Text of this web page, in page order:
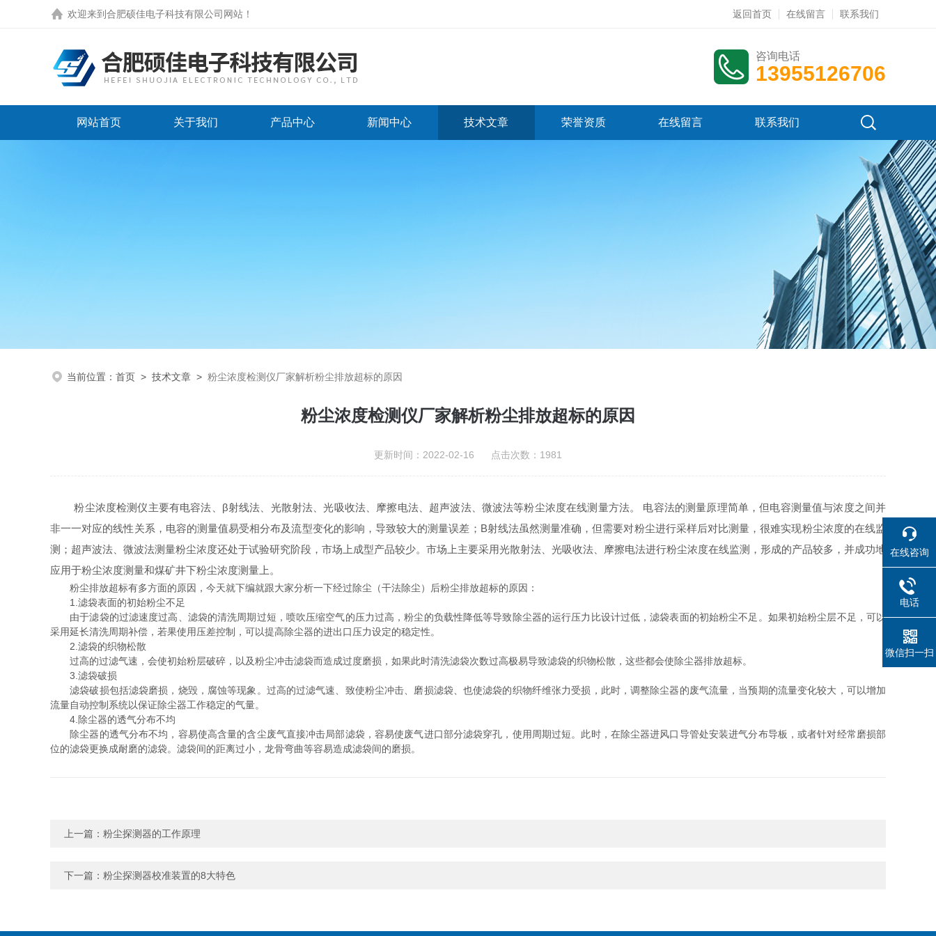
欢迎来到 合肥硕佳电子科技有限公司网站 ！ 返回首页 在线留言 联系我们
咨询电话
13955126706
网站首页 关于我们 产品中心 新闻中心 技术文章 荣誉资质 在线留言 联系我们
当前位置： 首页 > 技术文章 > 粉尘浓度检测仪厂家解析粉尘排放超标的原因
粉尘浓度检测仪厂家解析粉尘排放超标的原因
更新时间：2022-02-16 点击次数：1981
粉尘浓度检测仪主要有电容法、β射线法、光散射法、光吸收法、摩擦电法、超声波法、微波法等粉尘浓度在线测量方法。 电容法的测量原理简单，但电容测量值与浓度之间并
非一一对应的线性关系，电容的测量值易受相分布及流型变化的影响，导致较大的测量误差；B射线法虽然测量准确，但需要对粉尘进行采样后对比测量，很难实现粉尘浓度的在线监
测；超声波法、微波法测量粉尘浓度还处于试验研究阶段，市场上成型产品较少。市场上主要采用光散射法、光吸收法、摩擦电法进行粉尘浓度在线监测，形成的产品较多，并成功地
应用于粉尘浓度测量和煤矿井下粉尘浓度测量上。
粉尘排放超标有多方面的原因，今天就下编就跟大家分析一下经过除尘（干法除尘）后粉尘排放超标的原因：
1.滤袋表面的初始粉尘不足
由于滤袋的过滤速度过高、滤袋的清洗周期过短，喷吹压缩空气的压力过高，粉尘的负载性降低等导致除尘器的运行压力比设计过低，滤袋表面的初始粉尘不足。如果初始粉尘层不足，可以
采用延长清洗周期补偿，若果使用压差控制，可以提高除尘器的进出口压力设定的稳定性。
2.滤袋的织物松散
过高的过滤气速，会使初始粉层破碎，以及粉尘冲击滤袋而造成过度磨损，如果此时清洗滤袋次数过高极易导致滤袋的织物松散，这些都会使除尘器排放超标。
3.滤袋破损
滤袋破损包括滤袋磨损，烧毁，腐蚀等现象。过高的过滤气速、致使粉尘冲击、磨损滤袋、也使滤袋的织物纤维张力受损，此时，调整除尘器的废气流量，当预期的流量变化较大，可以增加
流量自动控制系统以保证除尘器工作稳定的气量。
4.除尘器的透气分布不均
除尘器的透气分布不均，容易使高含量的含尘废气直接冲击局部滤袋，容易使废气进口部分滤袋穿孔，使用周期过短。此时，在除尘器进风口导管处安装进气分布导板，或者针对经常磨损部
位的滤袋更换成耐磨的滤袋。滤袋间的距离过小，龙骨弯曲等容易造成滤袋间的磨损。
上一篇： 粉尘探测器的工作原理
下一篇： 粉尘探测器校准装置的8大特色
在线咨询
电话
微信扫一扫